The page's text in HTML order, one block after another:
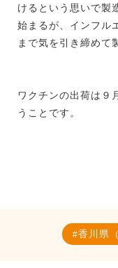
けるという思いで製
始まるが、インフル
まで気を引き締めて
ワクチンの出荷は９
うことです。
香川県